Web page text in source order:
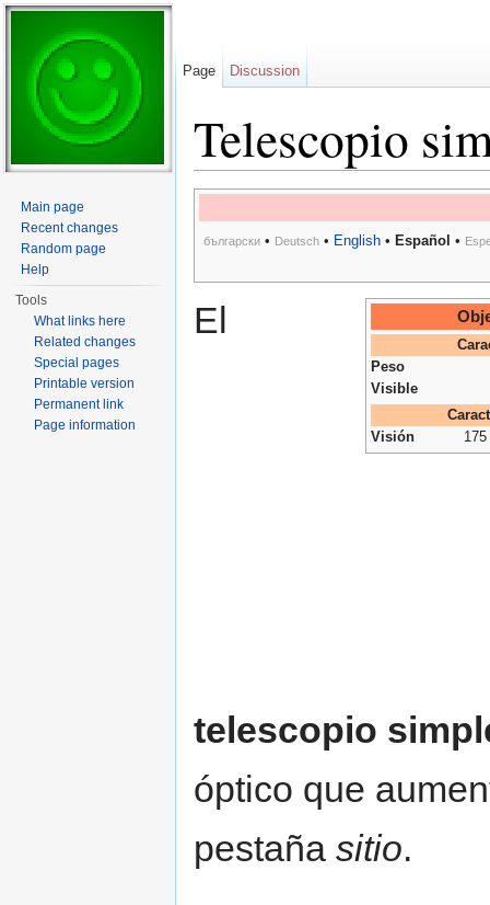
Telescopio
български• Deutsch• English• Español •
Peso
Visible
Visión
175
El
telescopio
óptico que
pestaña sitio.
Page Discussion
Main page
Recent changes
Random page
Help
Tools
What links here
Related changes
Special pages
Printable version
Permanent link
Page information